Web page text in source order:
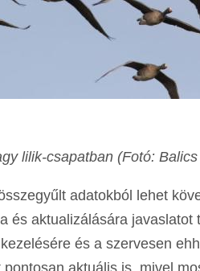
lilik-csapatban (Fotó:
adatokból lehet
és aktualizálására
és a szervesen
pontosan aktuális is, mivel